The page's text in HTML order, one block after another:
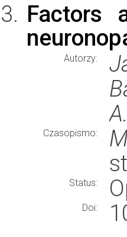
Factors
Autorzy:
Czasopismo:
Status:
Doi: